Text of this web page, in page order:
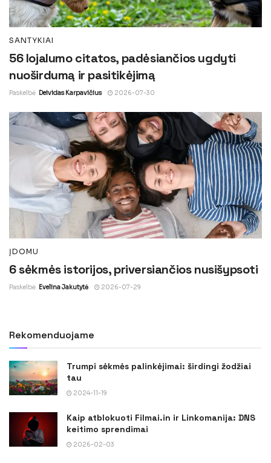
SANTYKIAI
56 lojalumo citatos, padėsiančios ugdyti
nuoširdumą ir pasitikėjimą
Paskelbė Deividas Karpavičius 2026-07-30
ĮDOMU
6 sėkmės istorijos, priversiančios nusišypsoti
Paskelbė Evelina Jakutytė 2026-07-29
Rekomenduojame
Trumpi sėkmės palinkėjimai: širdingi žodžiai
tau
2024-11-19
Kaip atblokuoti Filmai.in ir Linkomanija: DNS
keitimo sprendimai
2026-02-03